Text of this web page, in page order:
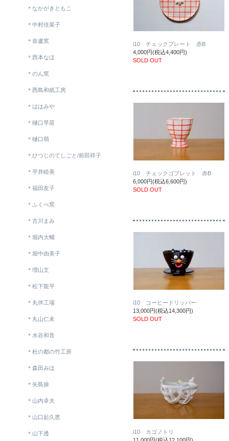
i10 チェックプレート 赤B
4,000円(税込4,400円)
SOLD OUT
i10 チェックゴブレット 赤B
6,000円(税込6,600円)
SOLD OUT
i10 コーヒードリッパー
13,000円(税込14,300円)
SOLD OUT
i10 カゴノトリ
＊なかがきともこ
＊中村佳菜子
＊奈盧窯
＊西本なほ
＊のん窯
＊西島和紙工房
＊ははみや
＊樋口早苗
＊樋口萌
＊ひつじのてしごと/前田祥子
＊平井睦美
＊福田友子
＊ふくべ窯
＊古川まみ
＊堀内大輔
＊堀中由美子
＊増山文
＊松下龍平
＊丸伴工場
＊丸山仁未
＊水谷和音
＊杜の都の竹工房
＊森田みほ
＊矢島操
＊山内卓夫
＊山口起久恵
＊山下透